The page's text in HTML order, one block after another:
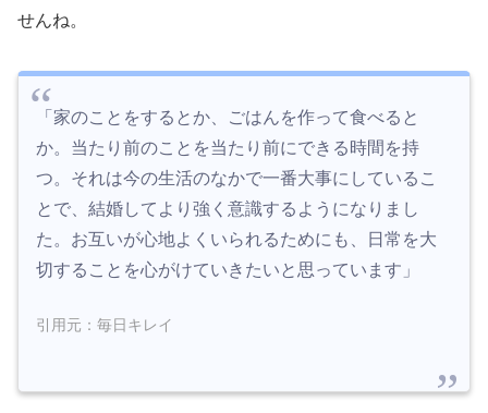
せんね。
「家のことをするとか、ごはんを作って食べると
か。当たり前のことを当たり前にできる時間を持
つ。それは今の生活のなかで一番大事にしているこ
とで、結婚してより強く意識するようになりまし
た。お互いが心地よくいられるためにも、日常を大
切することを心がけていきたいと思っています」
引用元：毎日キレイ